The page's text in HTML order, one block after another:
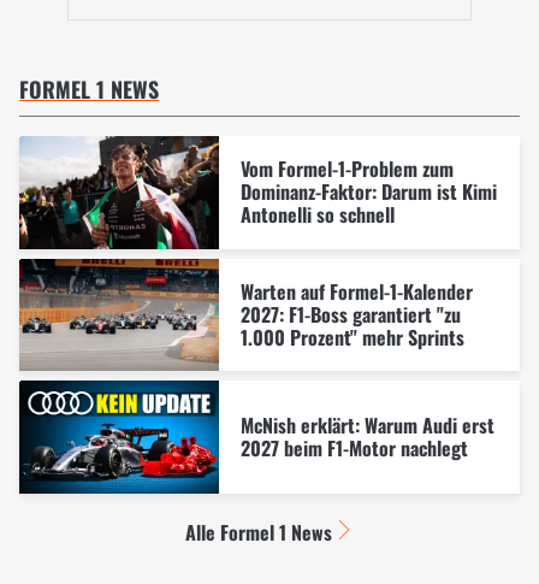
FORMEL 1 NEWS
Vom Formel-1-Problem zum
Dominanz-Faktor: Darum ist Kimi
Antonelli so schnell
Warten auf Formel-1-Kalender
2027: F1-Boss garantiert "zu
1.000 Prozent" mehr Sprints
McNish erklärt: Warum Audi erst
2027 beim F1-Motor nachlegt
Alle Formel 1 News